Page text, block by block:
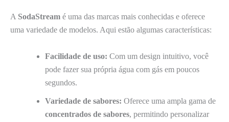
A SodaStream é uma das marcas mais conhecidas e oferece
uma variedade de modelos. Aqui estão algumas características:
Facilidade de uso: Com um design intuitivo, você
pode fazer sua própria água com gás em poucos
segundos.
Variedade de sabores: Oferece uma ampla gama de
concentrados de sabores, permitindo personalizar